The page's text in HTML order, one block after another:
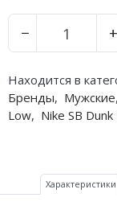
− +
Находится в
Бренды, Мужские,
Low, Nike SB
Характеристики
Nike